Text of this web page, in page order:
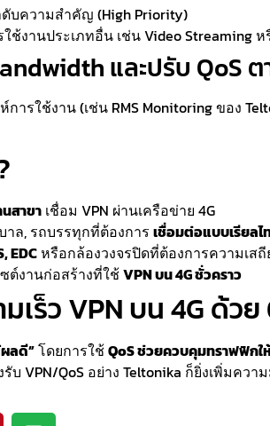
ดับความสำคัญ (High Priority)
ช้งานประเภทอื่น เช่น Video Streaming ห
และปรับ QoS
การใช้งาน (เช่น RMS Monitoring ของ
สาขา เชื่อม VPN ผ่านเครือข่าย 4G
าล, รถบรรทุกที่ต้องการ เชื่อมต่อแบบเรียลไ
EDCหรือกล้องวงจรปิดที่ต้องการความเสถี
ต์งานก่อสร้างที่ใช้VPN บน 4G ชั่วคราว
เร็ว VPN บน 4G ด้วย
ผลดี”โดยการใช้QoS ช่วยควบคุมทราฟฟิกใ
VPN/QoS อย่าง Teltonika ก็ยิ่งเพิ่มควา